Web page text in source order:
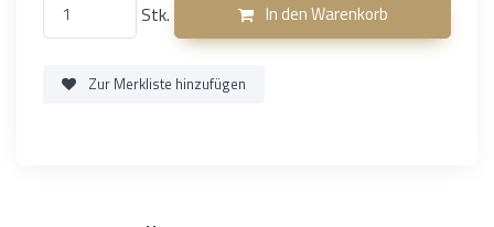
Stk. In den Warenkorb
Zur Merkliste hinzufügen